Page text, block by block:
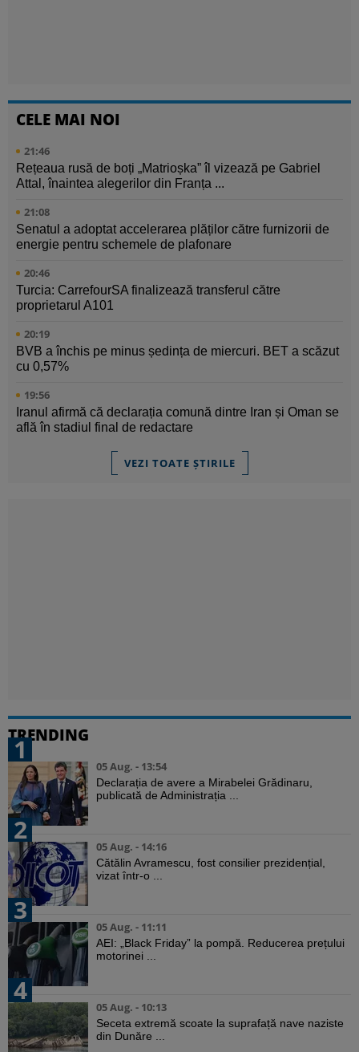
CELE MAI NOI
21:46
Rețeaua rusă de boți „Matrioșka” îl vizează pe Gabriel
Attal, înaintea alegerilor din Franța ...
21:08
Senatul a adoptat accelerarea plăților către furnizorii de
energie pentru schemele de plafonare
20:46
Turcia: CarrefourSA finalizează transferul către
proprietarul A101
20:19
BVB a închis pe minus ședința de miercuri. BET a scăzut
cu 0,57%
19:56
Iranul afirmă că declarația comună dintre Iran și Oman se
află în stadiul final de redactare
VEZI TOATE ȘTIRILE
TRENDING
1
05 Aug. - 13:54
Declarația de avere a Mirabelei Grădinaru,
publicată de Administrația ...
2
05 Aug. - 14:16
Cătălin Avramescu, fost consilier prezidențial,
vizat într-o ...
3
05 Aug. - 11:11
AEI: „Black Friday” la pompă. Reducerea prețului
motorinei ...
4
05 Aug. - 10:13
Seceta extremă scoate la suprafață nave naziste
din Dunăre ...